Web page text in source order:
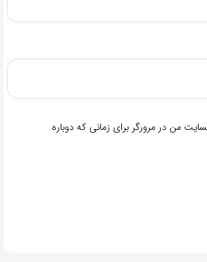
من در مرورگر برای زمانی که دوباره